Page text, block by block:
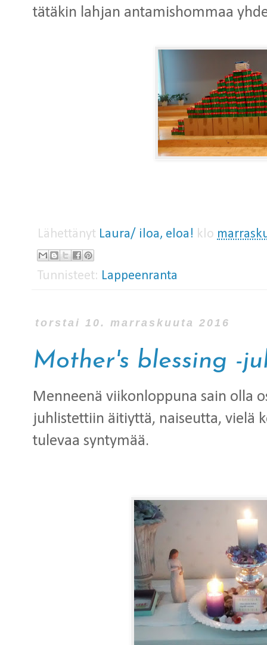
tätäkin lahjan antamishommaa
Lähettänyt Laura/ iloa, eloa! klo
Tunnisteet: Lappeenranta
torstai 10. marraskuuta 2016
Mother's blessing -
Menneenä viikonloppuna sain olla
juhlistettiin äitiyttä, naiseutta, vielä
tulevaa syntymää.